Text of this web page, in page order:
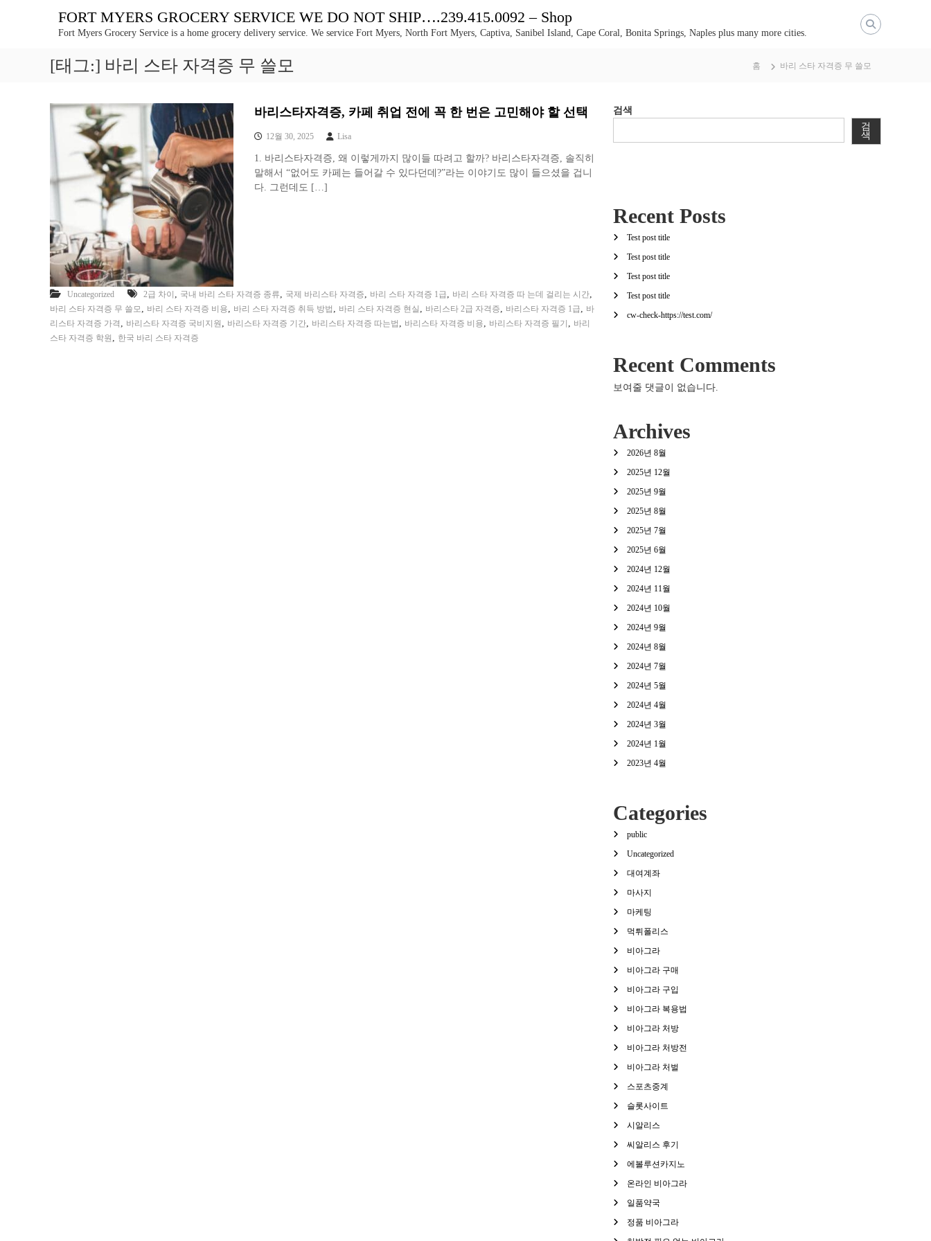
FORT MYERS GROCERY SERVICE WE DO NOT SHIP….239.415.0092 – Shop
Fort Myers Grocery Service is a home grocery delivery service. We service Fort Myers, North Fort Myers, Captiva, Sanibel Island, Cape Coral, Bonita Springs, Naples plus many more cities.
[태그:] 바리 스타 자격증 무 쓸모 홈 바리 스타 자격증 무 쓸모
바리스타자격증, 카페 취업 전에 꼭 한 번은 고민해야 할 선택
12월 30, 2025 Lisa
1. 바리스타자격증, 왜 이렇게까지 많이들 따려고 할까? 바리스타자격증, 솔직히
말해서 “없어도 카페는 들어갈 수 있다던데?”라는 이야기도 많이 들으셨을 겁니
다. 그런데도 […]
Uncategorized 2급 차이 국내 바리 스타 자격증 종류 국제 바리스타 자격증 바리 스타 자격증 1급 바리 스타 자격증 따 는데 걸리는 시간
바리 스타 자격증 무 쓸모 바리 스타 자격증 비용 바리 스타 자격증 취득 방법 바리 스타 자격증 현실 바리스타 2급 자격증 바리스타 자격증 1급
바
리스타 자격증 가격
바리스타 자격증 국비지원 바리스타 자격증 기간 바리스타 자격증 따는법 바리스타 자격증 비용 바리스타 자격증 필기
바리
스타 자격증 학원
한국 바리 스타 자격증
검색
검
색
Recent Posts
Test post title
Test post title
Test post title
Test post title
cw-check-https://test.com/
Recent Comments
보여줄 댓글이 없습니다.
Archives
2026년 8월
2025년 12월
2025년 9월
2025년 8월
2025년 7월
2025년 6월
2024년 12월
2024년 11월
2024년 10월
2024년 9월
2024년 8월
2024년 7월
2024년 5월
2024년 4월
2024년 3월
2024년 1월
2023년 4월
Categories
public
Uncategorized
대여계좌
마사지
마케팅
먹튀폴리스
비아그라
비아그라 구매
비아그라 구입
비아그라 복용법
비아그라 처방
비아그라 처방전
비아그라 처벌
스포츠중계
슬롯사이트
시알리스
씨알리스 후기
에볼루션카지노
온라인 비아그라
일품약국
정품 비아그라